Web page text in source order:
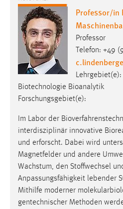
Professor/in
Professor
Telefon: +49
Biotechnologie Bioanalytik
Forschungsgebiet(e):
Im Labor der
interdisziplinär innovative
und erforscht. Dabei wird
Magnetfelder und andere
Wachstum, den Stoffwechsel
Anpassungsfähigkeit lebender
Mithilfe moderner
gentechnischer Methoden